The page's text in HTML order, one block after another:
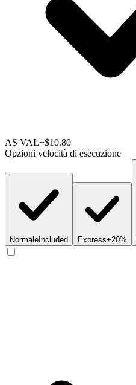
AS VAL+$10.80
Opzioni velocità di esecuzione
Normale Included Express+20%